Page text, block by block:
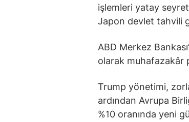
işlemleri yatay
Japon devlet tahvili
ABD Merkez
olarak muhafazakâr
Trump yönetimi,
ardından Avrupa
%10 oranında yeni